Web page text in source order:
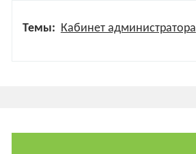
Темы: Кабинет администратора